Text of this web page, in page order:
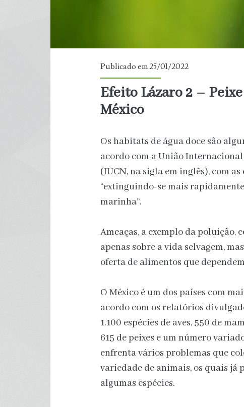
Publicado em 25/01/2022
Efeito Lázaro 2 –
México
Os habitats de água doce são
acordo com a União
(IUCN, na sigla em inglês), com
“extinguindo-se mais
marinha”.
Ameaças, a exemplo da poluição,
apenas sobre a vida selvagem,
oferta de alimentos que
O México é um dos países com
acordo com os relatórios
1.100 espécies de aves, 550 de
615 de peixes e um número
enfrenta vários problemas que
variedade de animais, os quais já
algumas espécies.